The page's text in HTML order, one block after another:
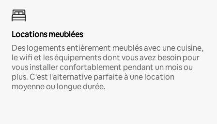
Locations meublées
Des logements entièrement meublés avec une cuisine,
le wifi et les équipements dont vous avez besoin pour
vous installer confortablement pendant un mois ou
plus. C'est l'alternative parfaite à une location
moyenne ou longue durée.